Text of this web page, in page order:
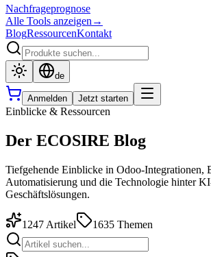
Nachfrageprognose
Alle Tools anzeigen →
BlogRessourcenKontakt
de
Anmelden Jetzt starten
Einblicke & Ressourcen
Der ECOSIRE Blog
Tiefgehende Einblicke in Odoo-Integrationen,
Automatisierung und die Technologie hinter
Geschäftslösungen.
1247 Artikel 1635 Themen